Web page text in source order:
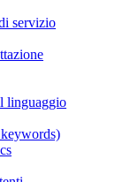
servizio
linguaggio